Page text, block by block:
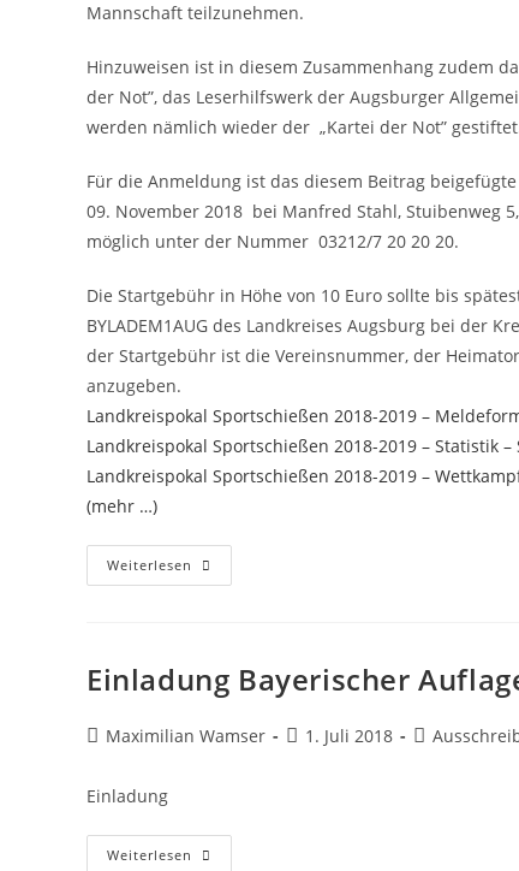
Mannschaft teilzunehmen.
Hinzuweisen ist in diesem Zusammenhang zudem
der Not”, das Leserhilfswerk der Augsburger
werden nämlich wieder der „Kartei der Not”
Für die Anmeldung ist das diesem Beitrag
09. November 2018 bei Manfred Stahl, Stuibenweg
möglich unter der Nummer 03212/7 20 20 20.
Die Startgebühr in Höhe von 10 Euro sollte bis
BYLADEM1AUG des Landkreises Augsburg bei der
der Startgebühr ist die Vereinsnummer, der
anzugeben.
Landkreispokal Sportschießen 2018-2019 –
Landkreispokal Sportschießen 2018-2019 – Statistik
Landkreispokal Sportschießen 2018-2019 –
(mehr …)
Weiterlesen Ausschreibung
Für
Landkreispokals
Im
Sportschießen
Einladung Bayerischer
Beitrags-
Maximilian Wamser
Beitrag
1. Juli 2018
Beitrags-
Einladung
Weiterlesen Einladung